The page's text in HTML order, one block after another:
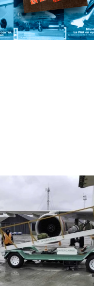
MARIA
Aeropuertos, Aviación